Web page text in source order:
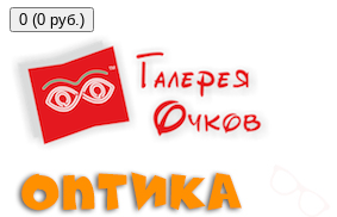
0 (0 руб.)